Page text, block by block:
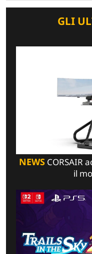
GLI
NEWSCORSAIR
il